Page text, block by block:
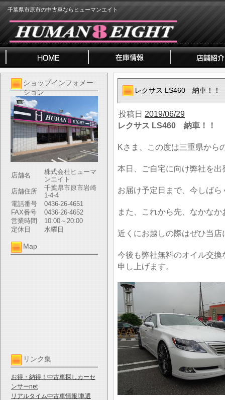
千葉県市原市の中古車ならヒューマンエイト
ショップインフォメー
ション
店舗名
株式会社ヒューマ
ンエイト
店舗住所
千葉県市原市岩崎
1-4-4
電話番号
0436-26-4651
FAX番号
0436-26-4652
営業時間
10:00～20:00
定休日
水曜日
Map
リンク集
お得・納得！中古車探しカーセ
ンサーnet
リアルタイム中古車情報!車選
レクサス LS460 納車！！
投稿日 2019/06/29
レクサス LS460 納車！！
Kさま、この度は三重県から
本日、ご自宅に向け弊社を出
お届け予定日まで、今しば
また、これから先、なかな
近くにお越しの際はぜひ当
今後も弊社無料のオイル交
申し上げます。